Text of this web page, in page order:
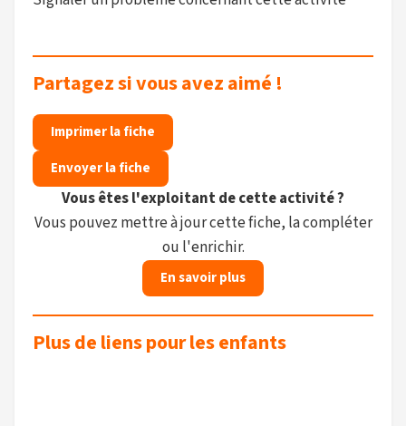
Partagez si vous avez aimé !
Imprimer la fiche
Envoyer la fiche
Vous êtes l'exploitant de cette activité ?
Vous pouvez mettre à jour cette fiche, la compléter
ou l'enrichir.
En savoir plus
Plus de liens pour les enfants